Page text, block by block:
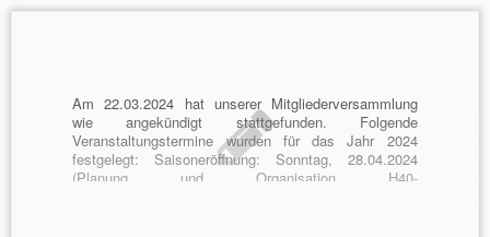
Am 22.03.2024 hat unserer Mitgliederversammlung
wie angekündigt stattgefunden. Folgende
Veranstaltungstermine wurden für das Jahr 2024
festgelegt: Saisoneröffnung: Sonntag, 28.04.2024
(Planung und Organisation H40-